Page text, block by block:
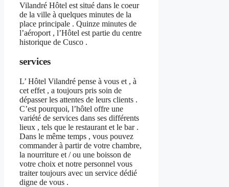
Vilandré Hôtel est situé dans le coeur
de la ville à quelques minutes de la
place principale . Quinze minutes de
l’aéroport , l’Hôtel est partie du centre
historique de Cusco .
services
L’ Hôtel Vilandré pense à vous et , à
cet effet , a toujours pris soin de
dépasser les attentes de leurs clients .
C’est pourquoi, l’hôtel offre une
variété de services dans ses différents
lieux , tels que le restaurant et le bar .
Dans le même temps , vous pouvez
commander à partir de votre chambre,
la nourriture et / ou une boisson de
votre choix et notre personnel vous
traiter toujours avec un service dédié
digne de vous .